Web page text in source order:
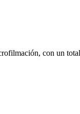
con un